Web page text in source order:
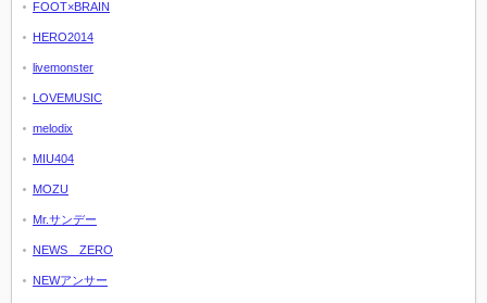
FOOT×BRAIN
HERO2014
livemonster
LOVEMUSIC
melodix
MIU404
MOZU
Mr.サンデー
NEWS ZERO
NEWアンサー